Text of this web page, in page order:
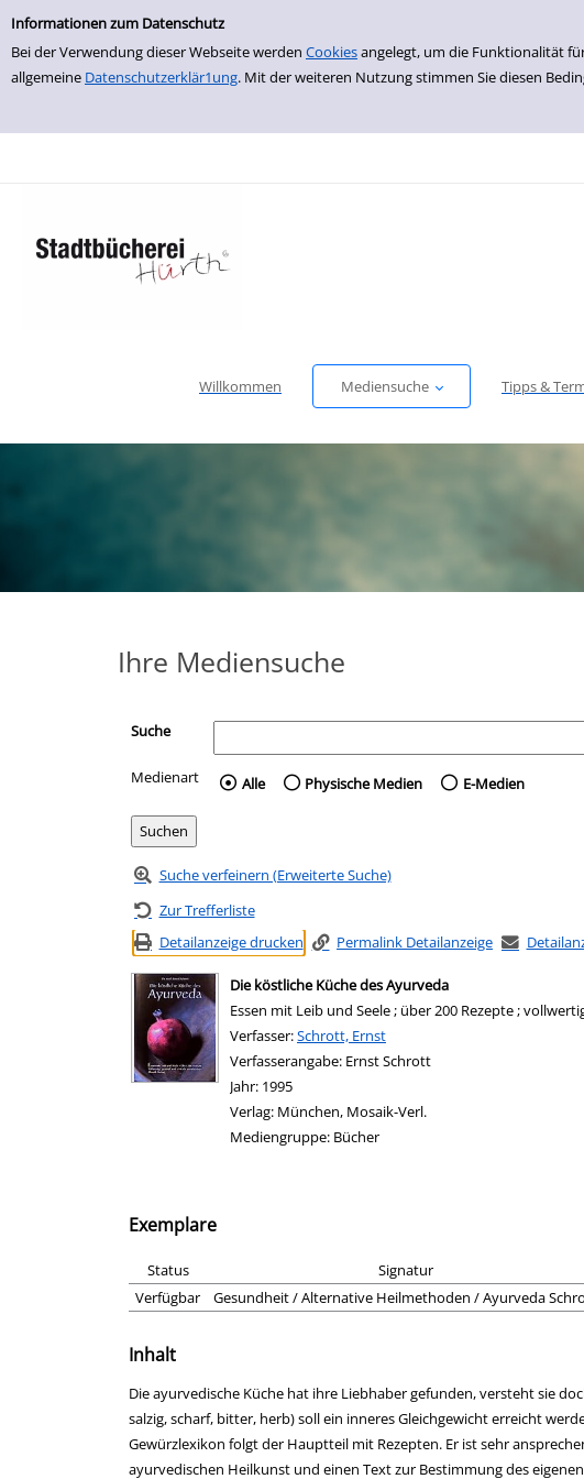
Einfache Suche
Informationen zum Datenschutz
Bei der Verwendung dieser Webseite werden Cookiesangelegt, um die Funktionalität
allgemeine Datenschutzerklär1ung. Mit der weiteren Nutzung stimmen Sie diesen
zur Navigation springen
zum Inhalt springen
Zur Detailanzeige springen
Willkommen Mediensuche Tipps &
Ihre Mediensuche
Suche
Medienart Wählen Sie die Medienart nach
Alle Physische Medien E-Medien
Suche verfeinern (Erweiterte Suche)
Zur Trefferliste
Detailanzeige drucken
Permalink Detailanzeige
Die köstliche Küche des Ayurveda
Essen mit Leib und Seele ; über 200 Rezepte ;
Verfasser:Suche nach diesem Verfasser
Schrott, Ernst
Verfasserangabe: Ernst Schrott
Jahr: 1995
Verlag: München, Mosaik-Verl.
Mediengruppe: Bücher
Exemplare
Status Signatur
Verfügbar
Gesundheit / Alternative Heilmethoden / Ayurveda
Inhalt
Die ayurvedische Küche hat ihre Liebhaber gefunden, versteht sie
salzig, scharf, bitter, herb) soll ein inneres Gleichgewicht erreicht
Gewürzlexikon folgt der Hauptteil mit Rezepten. Er ist sehr
ayurvedischen Heilkunst und einen Text zur Bestimmung des